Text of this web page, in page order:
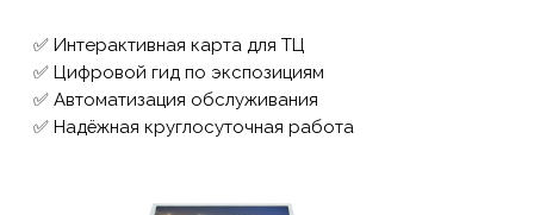
✅ Интерактивная карта для ТЦ
✅ Цифровой гид по экспозициям
✅ Автоматизация обслуживания
✅ Надёжная круглосуточная работа